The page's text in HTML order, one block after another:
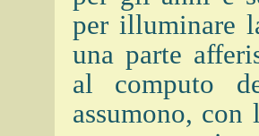
per illuminare
una parte
al computo
assumono,